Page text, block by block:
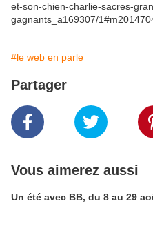
et-son-chien-charlie-sacres-
gagnants_a169307/
#le web en parle
Partager
Vous aimerez aussi
Un été avec BB, du 8 au 29